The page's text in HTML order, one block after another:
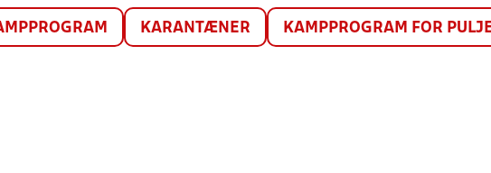
KARANTÆNER KAMPPROGRAM FOR